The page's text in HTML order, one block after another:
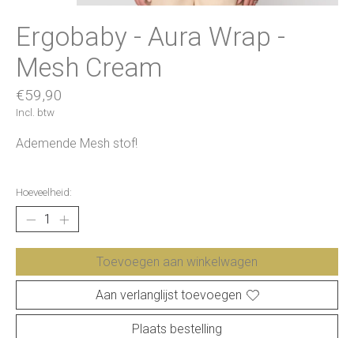
Ergobaby - Aura Wrap -
Mesh Cream
€59,90
Incl. btw
Ademende Mesh stof!
Hoeveelheid:
Toevoegen aan winkelwagen
Aan verlanglijst toevoegen
Plaats bestelling